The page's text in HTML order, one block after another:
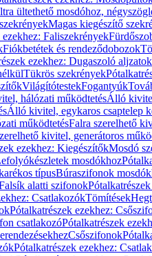
ültethető mosdóhoz,
Magas kiegészítő
Faliszekrények
Fiókbetétek és rendeződobozok
ezekhez: Dugaszoló aljzatok
Tükrös szekrények
VilágítótestekFogantyúk
hálózati működtetésÁlló
Álló kivitel, egykaros csaptelep
működtetésFalra szerelhető
kivitel, generátoros
ezekhez: KiegészítőkMosdó
mosdókhoz
típusBúraszifonok
alatti szifonok
CsatlakozókTömítések
Pótalkatrészek ezekhez:
csatlakozóPótalkatrészek
Csőszifonok
Pótalkatrészek ezekhez: